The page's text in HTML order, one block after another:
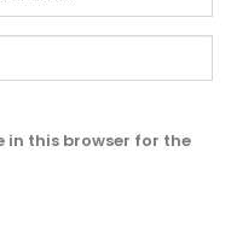
in this browser for the